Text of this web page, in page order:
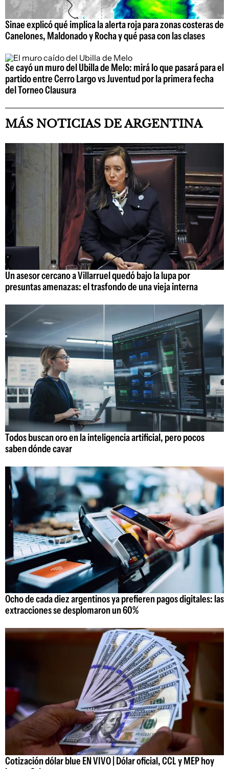
Sinae explicó qué implica la alerta roja para zonas costeras de
Canelones, Maldonado y Rocha y qué pasa con las clases
Se cayó un muro del Ubilla de Melo: mirá lo que pasará para el
partido entre Cerro Largo vs Juventud por la primera fecha
del Torneo Clausura
MÁS NOTICIAS DE ARGENTINA
Un asesor cercano a Villarruel quedó bajo la lupa por
presuntas amenazas: el trasfondo de una vieja interna
Todos buscan oro en la inteligencia artificial, pero pocos
saben dónde cavar
Ocho de cada diez argentinos ya prefieren pagos digitales: las
extracciones se desplomaron un 60%
Cotización dólar blue EN VIVO | Dólar oficial, CCL y MEP hoy